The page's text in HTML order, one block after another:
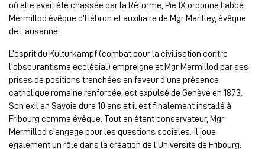
où elle avait été chassée par la Réforme, Pie IX ordonne l’abbé
Mermillod évêque d’Hébron et auxiliaire de Mgr Marilley, évêque
de Lausanne.
L’esprit du Kulturkampf (combat pour la civilisation contre
l’obscurantisme ecclésial) empreigne et Mgr Mermillod par ses
prises de positions tranchées en faveur d’une présence
catholique romaine renforcée, est expulsé de Genève en 1873.
Son exil en Savoie dure 10 ans et il est finalement installé à
Fribourg comme évêque. Tout en étant conservateur, Mgr
Mermillod s’engage pour les questions sociales. Il joue
également un rôle dans la création de l’Université de Fribourg.